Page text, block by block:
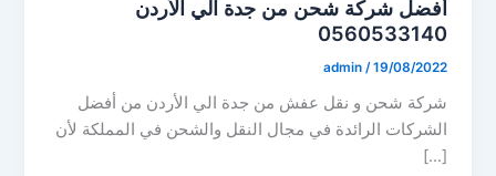
أفضل شركة شحن من جدة الي الأردن
0560533140
admin /19/08/2022
شركة شحن و نقل عفش من جدة الي الأردن من أفضل
الشركات الرائدة في مجال النقل والشحن في المملكة لأن
[…]